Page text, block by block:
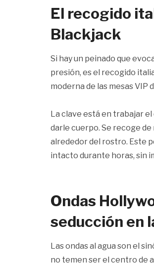
El recogido
Blackjack
Si hay un peinado que
presión, es el recogido
moderna de las mesas VIP
La clave está en trabajar
darle cuerpo. Se recoge
alrededor del rostro. Este
intacto durante horas, sin
Ondas
seducción en
Las ondas al agua son el
no temen ser el centro de